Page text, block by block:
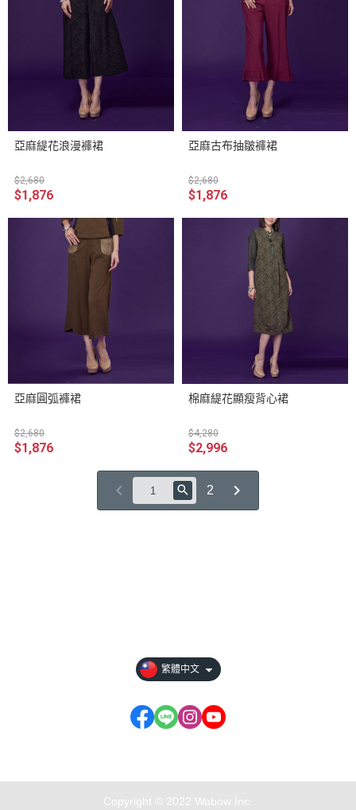
亞麻緹花浪漫褲裙
$2,680
$1,876
亞麻古布抽皺褲裙
$2,680
$1,876
亞麻圓弧褲裙
$2,680
$1,876
棉麻緹花顯瘦背心裙
$4,280
$2,996
2
繁體中文
Copyright © 2022 Wabow Inc.